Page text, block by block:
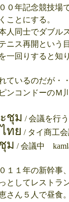
０年記念競技場
ことにする。
人同士でダブル
ニス再開という
一回りすると知
ているのだが・
ンコンドーのＭ
ชุม / 会議を行
ทย / タイ商工
ม / 会議中
１１年の新幹事
としてレストラ
さん５人で昼食